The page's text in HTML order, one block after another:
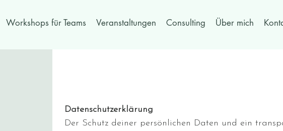
Workshops für Teams Veranstaltungen Consulting Über mich
Datenschutzerklärung
Der Schutz deiner persönlichen Daten und ein